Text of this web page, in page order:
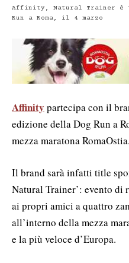
Affinity, Natural Trainer è
Run a Roma, il 4 marzo
Affinity partecipa con il
edizione della Dog Run a
mezza maratona RomaOstia.
Il brand sarà infatti title
Natural Trainer’: evento di
ai propri amici a quattro
all’interno della mezza
e la più veloce d’Europa.